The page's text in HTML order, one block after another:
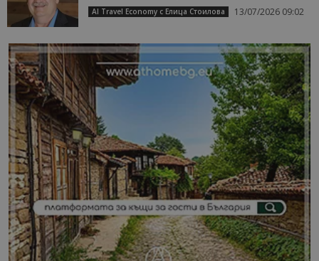
AI Travel Economy с Елица Стоилова 13/07/2026 09:02